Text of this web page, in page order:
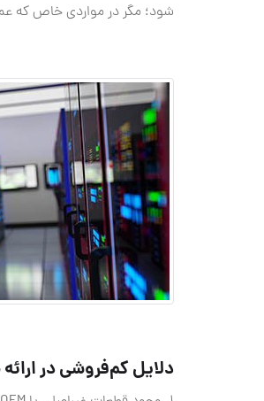
شود؛ مگر در مواردی خاص که
دلایل کم‌فروشی در